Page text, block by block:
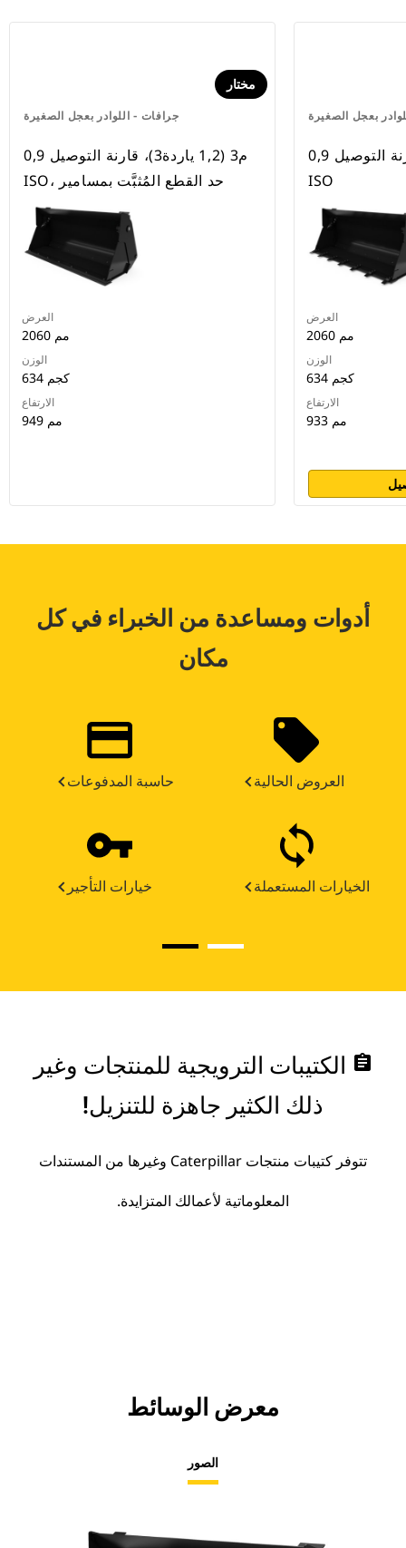
جرافات - اللوادر بعجل الصغيرة
مختار
0,9 م3 (1,2 ياردة3)، قارنة التوصيل
ISO، حد القطع المُثبَّت بمسامير
العرض
2060 مم
الوزن
634 كجم
الارتفاع
949 مم
بعجل الصغيرة
0,9 م3 (1,2 ياردة3)، قارنة التوصيل
ISO
العرض
2060 مم
الوزن
634 كجم
الارتفاع
933 مم
أدوات ومساعدة من الخبراء في كل
مكان
حاسبة المدفوعات العروض الحالية
خيارات التأجير الخيارات المستعملة
assignment الكتيبات الترويجية للمنتجات وغير
ذلك الكثير جاهزة للتنزيل!
تتوفر كتيبات منتجات Caterpillar وغيرها من المستندات
المعلوماتية لأعمالك المتزايدة.
معرض الوسائط
الصور